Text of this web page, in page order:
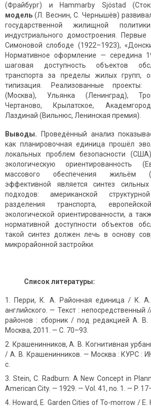
(Фрайбург) и Hammarby Sjöstad
модель (Л. Веснин, С. Чернышёв)
государственной жилищной
индустриального домостроения. Первые
Симоновой слободе (1922–1923),
Нормативное оформление — середина
шаговая доступность объектов
транспорта за пределы жилых групп,
типизация. Реализованные
(Москва), Ульянка (Ленинград),
Чертаново, Крылатское,
Лаздинай (Вильнюс, Ленинская премия).
Выводы. Проведённый анализ
как планировочная единица прошёл
локальных проблем безопасности
экологическую ориентированность
массового обеспечения жильём
эффективной является синтез
подходов: американской
разделения транспорта,
экологической ориентированности, а
нормативной доступности объектов
такой синтез должен лечь в основу
микрорайонной застройки.
Список литературы:
Перри, К. А. Районная единица / К.
английского. — Текст :
районов : сборник / под редакцией А. В.
Москва, 2011. — С. 70–93.
Крашенинников, А. В. Когнитивная
/ А. В. Крашенинников. — Москва : КУРС :
с.
Stein, C. Radburn: A New Concept in
American City. — 1929. — Vol. 41, no. 1. — P.
Howard, E. Garden Cities of To-morrow / E.